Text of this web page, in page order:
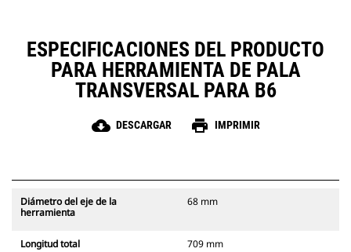
ESPECIFICACIONES DEL PRODUCTO
PARA HERRAMIENTA DE PALA
TRANSVERSAL PARA B6
cloud_download DESCARGAR print IMPRIMIR
Diámetro del eje de la
herramienta
68 mm
Longitud total 709 mm